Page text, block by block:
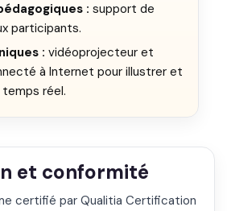
: support de
participants.
: vidéoprojecteur et
à Internet pour illustrer et
réel.
et conformité
certifié par Qualitia Certification